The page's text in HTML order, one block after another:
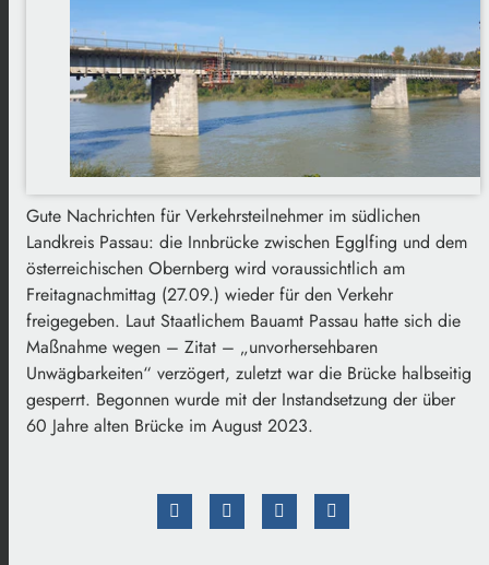
Gute Nachrichten für Verkehrsteilnehmer im südlichen
Landkreis Passau: die Innbrücke zwischen Egglfing und dem
österreichischen Obernberg wird voraussichtlich am
Freitagnachmittag (27.09.) wieder für den Verkehr
freigegeben. Laut Staatlichem Bauamt Passau hatte sich die
Maßnahme wegen – Zitat – „unvorhersehbaren
Unwägbarkeiten“ verzögert, zuletzt war die Brücke halbseitig
gesperrt. Begonnen wurde mit der Instandsetzung der über
60 Jahre alten Brücke im August 2023.